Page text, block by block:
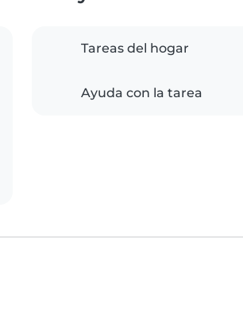
Tareas del hogar
Ayuda con la tarea